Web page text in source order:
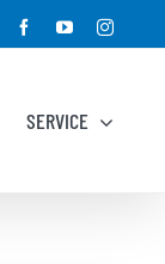
FacebookYouTube
SERVICE